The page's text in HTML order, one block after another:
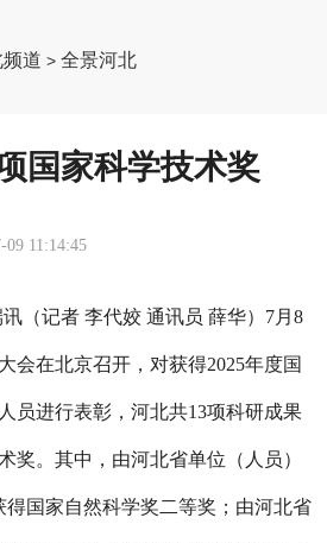
道 >全景河北
国家科学技术奖
09 11:14:45
记者 李代姣 通讯员 薛华）7月8
会在北京召开，对获得2025年度国
员进行表彰，河北共13项科研成果
奖。其中，由河北省单位（人员）
得国家自然科学奖二等奖；由河北省